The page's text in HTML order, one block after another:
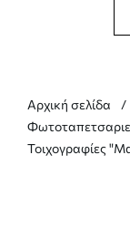
Αρχική σελίδα
Τοιχογραφίες